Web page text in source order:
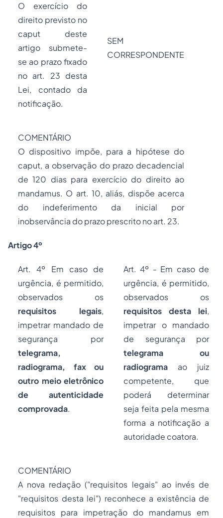
O exercício do
direito previsto no
caput deste
artigo submete-
se ao prazo fixado
no art. 23 desta
Lei, contado da
notificação.
SEM
CORRESPONDENTE
COMENTÁRIO
O dispositivo impõe, para a hipótese do
caput, a observação do prazo decadencial
de 120 dias para exercício do direito ao
mandamus. O art. 10, aliás, dispõe acerca
do indeferimento da inicial por
inobservância do prazo prescrito no art. 23.
Artigo 4º
Art. 4º Em caso de
urgência, é permitido,
observados os
requisitos legais,
impetrar mandado de
segurança por
telegrama,
radiograma, fax ou
outro meio eletrônico
de autenticidade
comprovada.
Art. 4º - Em caso de
urgência, é permitido,
observados os
requisitos desta lei,
impetrar o mandado
de segurança por
telegrama ou
radiograma ao juiz
competente, que
poderá determinar
seja feita pela mesma
forma a notificação a
autoridade coatora.
COMENTÁRIO
A nova redação ("requisitos legais" ao invés de
"requisitos desta lei") reconhece a existência de
requisitos para impetração do mandamus em